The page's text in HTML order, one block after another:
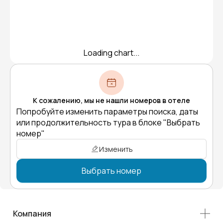
Loading chart...
К сожалению, мы не нашли номеров в отеле
Попробуйте изменить параметры поиска, даты
или продолжительность тура в блоке "Выбрать
номер"
Изменить
Выбрать номер
Компания